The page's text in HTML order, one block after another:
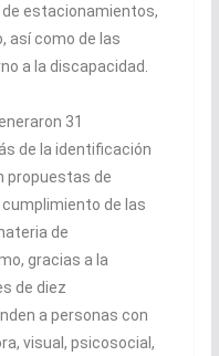
estacionamientos,
así como de las
a la discapacidad.
31
de la identificación
propuestas de
de las
de
gracias a la
de diez
a personas con
visual, psicosocial,